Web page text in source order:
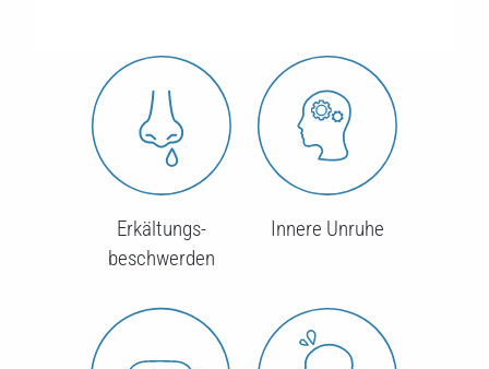
Erkältungs-
beschwerden
Innere Unruhe